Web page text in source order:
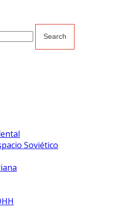
Soviético